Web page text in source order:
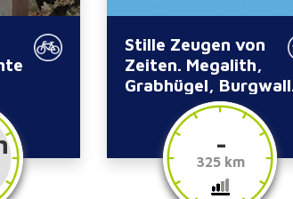
Stille Zeugen von
Zeiten. Megalith,
Grabhügel,
-
325 km